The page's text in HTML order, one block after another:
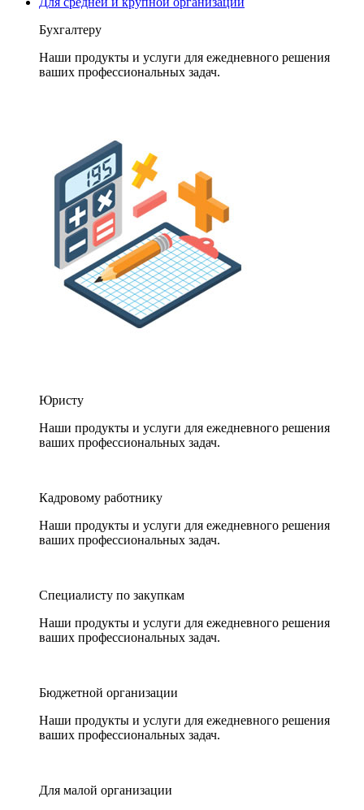
Бухгалтеру
Наши продукты и услуги для ежедневного решения
ваших профессиональных задач.
Юристу
Наши продукты и услуги для ежедневного решения
ваших профессиональных задач.
Кадровому работнику
Наши продукты и услуги для ежедневного решения
ваших профессиональных задач.
Специалисту по закупкам
Наши продукты и услуги для ежедневного решения
ваших профессиональных задач.
Бюджетной организации
Наши продукты и услуги для ежедневного решения
ваших профессиональных задач.
Для малой организации